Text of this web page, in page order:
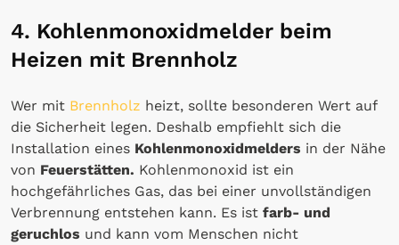
4. Kohlenmonoxidmelder beim
Heizen mit Brennholz
Wer mit Brennholz heizt, sollte besonderen Wert auf
die Sicherheit legen. Deshalb empfiehlt sich die
Installation eines Kohlenmonoxidmelders in der Nähe
von Feuerstätten. Kohlenmonoxid ist ein
hochgefährliches Gas, das bei einer unvollständigen
Verbrennung entstehen kann. Es ist farb- und
geruchlos und kann vom Menschen nicht